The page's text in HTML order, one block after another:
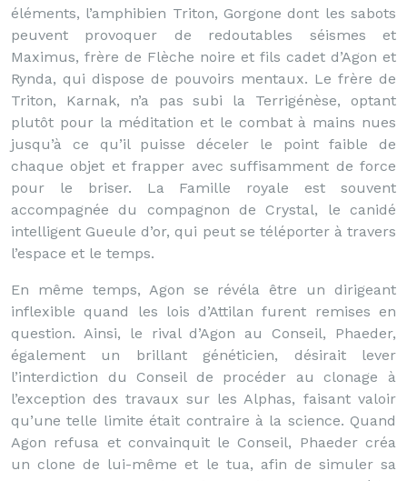
éléments, l’amphibien Triton, Gorgone dont les sabots
peuvent provoquer de redoutables séismes et
Maximus, frère de Flèche noire et fils cadet d’Agon et
Rynda, qui dispose de pouvoirs mentaux. Le frère de
Triton, Karnak, n’a pas subi la Terrigénèse, optant
plutôt pour la méditation et le combat à mains nues
jusqu’à ce qu’il puisse déceler le point faible de
chaque objet et frapper avec suffisamment de force
pour le briser. La Famille royale est souvent
accompagnée du compagnon de Crystal, le canidé
intelligent Gueule d’or, qui peut se téléporter à travers
l’espace et le temps.
En même temps, Agon se révéla être un dirigeant
inflexible quand les lois d’Attilan furent remises en
question. Ainsi, le rival d’Agon au Conseil, Phaeder,
également un brillant généticien, désirait lever
l’interdiction du Conseil de procéder au clonage à
l’exception des travaux sur les Alphas, faisant valoir
qu’une telle limite était contraire à la science. Quand
Agon refusa et convainquit le Conseil, Phaeder créa
un clone de lui-même et le tua, afin de simuler sa